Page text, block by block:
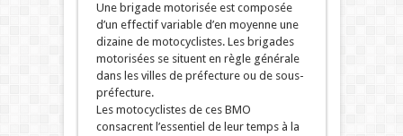
Une brigade motorisée est composée
d’un effectif variable d’en moyenne une
dizaine de motocyclistes. Les brigades
motorisées se situent en règle générale
dans les villes de préfecture ou de sous-
préfecture.
Les motocyclistes de ces BMO
consacrent l’essentiel de leur temps à la